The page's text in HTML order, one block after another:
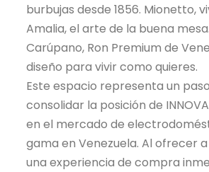
burbujas desde 1856. Mionetto,
Amalia, el arte de la buena
Carúpano, Ron Premium de
diseño para vivir como quieres.
Este espacio representa un
consolidar la posición de
en el mercado de
gama en Venezuela. Al ofrecer
una experiencia de compra